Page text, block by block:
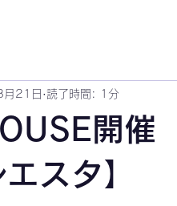
開催
スタ】
21日 読了時間: 1分